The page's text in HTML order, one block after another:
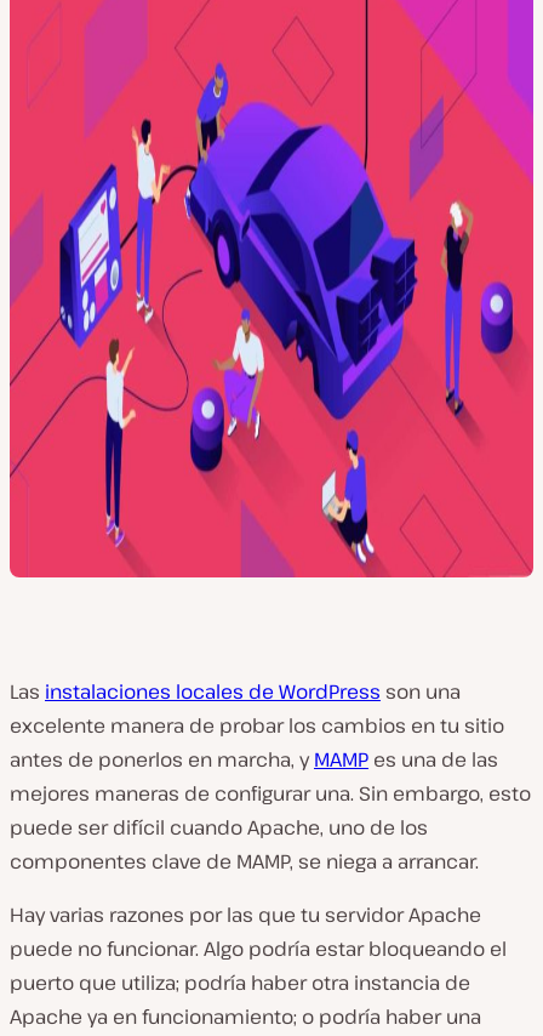
Las instalaciones locales de WordPress son una
excelente manera de probar los cambios en tu sitio
antes de ponerlos en marcha, yMAMP es una de las
mejores maneras de configurar una. Sin embargo, esto
puede ser difícil cuando Apache, uno de los
componentes clave de MAMP, se niega a arrancar.
Hay varias razones por las que tu servidor Apache
puede no funcionar. Algo podría estar bloqueando el
puerto que utiliza; podría haber otra instancia de
Apache ya en funcionamiento; o podría haber una